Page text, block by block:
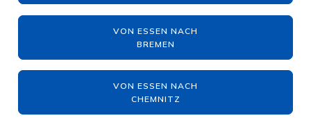
VON ESSEN NACH
BREMEN
VON ESSEN NACH
CHEMNITZ